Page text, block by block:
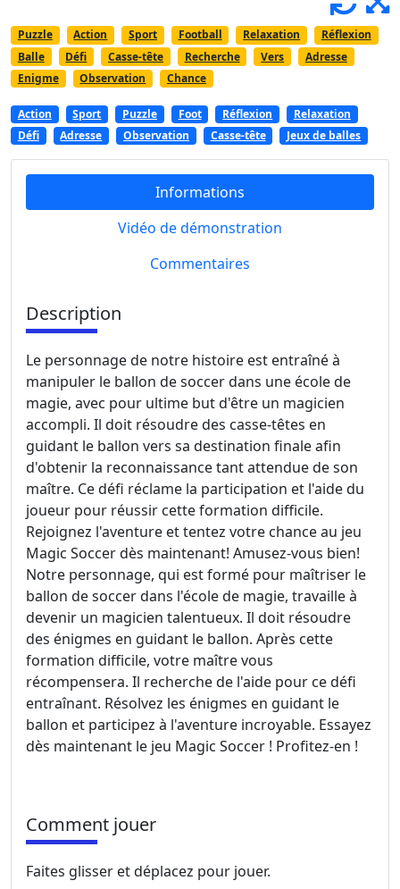
Puzzle Action Sport Football Relaxation
Réflexion
Balle
Défi Casse-tête Recherche Vers
Adresse
Enigme
Observation Chance
Action Sport Puzzle Foot Réflexion
Relaxation
Défi
Adresse Observation Casse-tête Jeux de balles
Informations
Vidéo de démonstration
Commentaires
Description
Le personnage de notre histoire est entraîné à
manipuler le ballon de soccer dans une école de
magie, avec pour ultime but d'être un magicien
accompli. Il doit résoudre des casse-têtes en
guidant le ballon vers sa destination finale afin
d'obtenir la reconnaissance tant attendue de son
maître. Ce défi réclame la participation et l'aide du
joueur pour réussir cette formation difficile.
Rejoignez l'aventure et tentez votre chance au jeu
Magic Soccer dès maintenant! Amusez-vous bien!
Notre personnage, qui est formé pour maîtriser le
ballon de soccer dans l'école de magie, travaille à
devenir un magicien talentueux. Il doit résoudre
des énigmes en guidant le ballon. Après cette
formation difficile, votre maître vous
récompensera. Il recherche de l'aide pour ce défi
entraînant. Résolvez les énigmes en guidant le
ballon et participez à l'aventure incroyable. Essayez
dès maintenant le jeu Magic Soccer ! Profitez-en !
Comment jouer
Faites glisser et déplacez pour jouer.